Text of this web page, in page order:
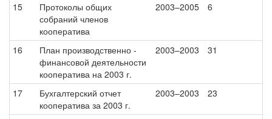
15
Протоколы общих
собраний членов
кооператива
2003–2005 6
16
План производственно -
финансовой деятельности
кооператива на 2003 г.
2003–2003 31
17
Бухгалтерский отчет
кооператива за 2003 г.
2003–2003 23